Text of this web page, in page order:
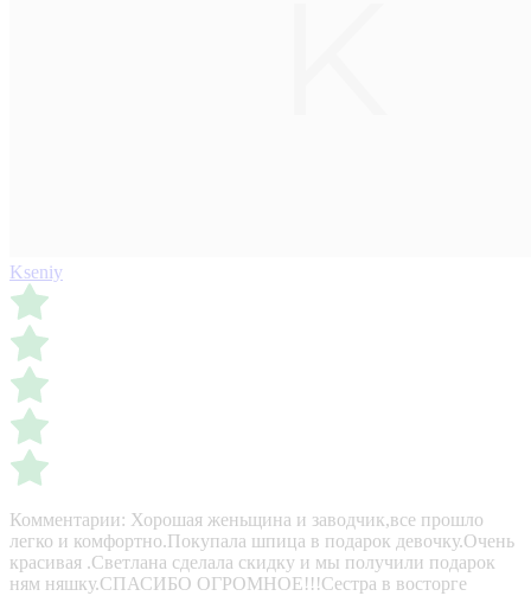
Kseniy
Комментарии: Хорошая женьщина и заводчик,все прошло
легко и комфортно.Покупала шпица в подарок девочку.Очень
красивая .Светлана сделала скидку и мы получили подарок
ням няшку.СПАСИБО ОГРОМНОЕ!!!Сестра в восторге